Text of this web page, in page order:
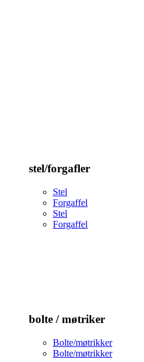
stel/forgafler
Stel
Forgaffel
Stel
Forgaffel
bolte / møtriker
Bolte/møtrikker
Bolte/møtrikker